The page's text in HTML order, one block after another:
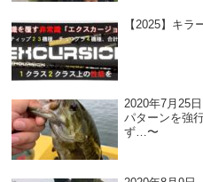
【2025】キ
2020年7月25
パターンを強
ず…〜